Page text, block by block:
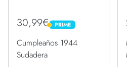
30,99€ PRIME
PRIME
Cumpleaños 1944
Sudadera